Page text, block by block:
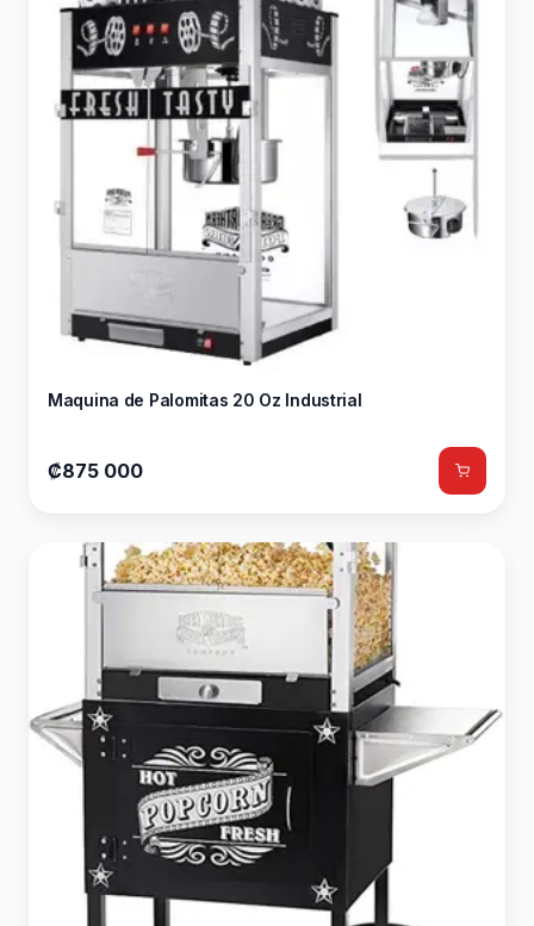
Maquina de Palomitas 20 Oz Industrial
₡875 000